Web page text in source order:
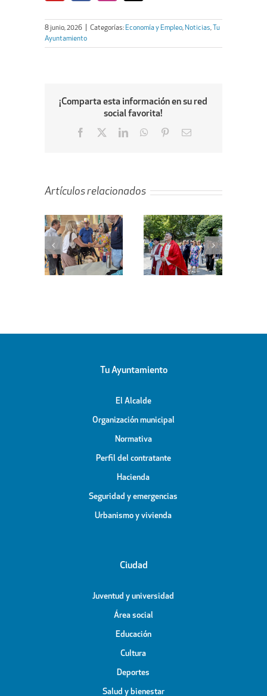
8 junio, 2026 Categorías: Economía y Empleo, Noticias,
Tu
Ayuntamiento
¡Comparta esta información en su red
social favorita!
Facebook
LinkedInWhatsApp
PinterestEmail
Artículos relacionados
Villanueva de
la Cañada
celebra el Día
de Santiago
En marcha el
proyecto de
remodelación
de la calle
Tu Ayuntamiento
El Alcalde
Organización municipal
Normativa
Perfil del contratante
Hacienda
Seguridad y emergencias
Urbanismo y vivienda
Ciudad
Juventud y universidad
Área social
Educación
Cultura
Deportes
Salud y bienestar